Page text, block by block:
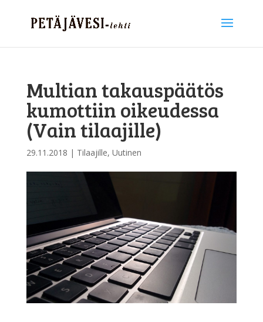
Multian takauspäätös
kumottiin oikeudessa
(Vain tilaajille)
29.11.2018 | Tilaajille, Uutinen